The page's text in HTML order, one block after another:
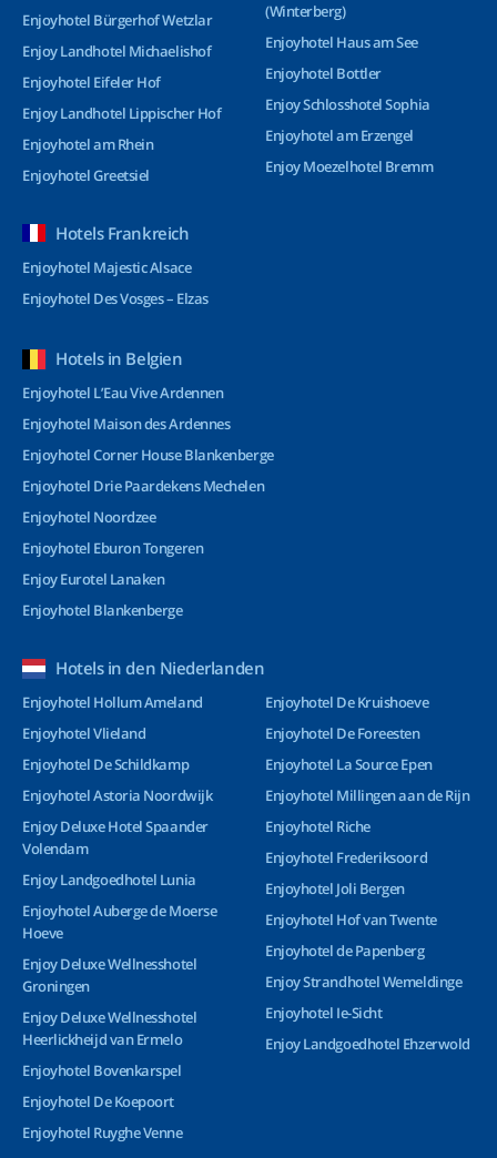
Enjoyhotel Bürgerhof Wetzlar
Enjoy Landhotel Michaelishof
Enjoyhotel Eifeler Hof
Enjoy Landhotel Lippischer Hof
Enjoyhotel am Rhein
Enjoyhotel Greetsiel
(Winterberg)
Enjoyhotel Haus am See
Enjoyhotel Bottler
Enjoy Schlosshotel Sophia
Enjoyhotel am Erzengel
Enjoy Moezelhotel Bremm
Hotels Frankreich
Enjoyhotel Majestic Alsace
Enjoyhotel Des Vosges – Elzas
Hotels in Belgien
Enjoyhotel L’Eau Vive Ardennen
Enjoyhotel Maison des Ardennes
Enjoyhotel Corner House Blankenberge
Enjoyhotel Drie Paardekens Mechelen
Enjoyhotel Noordzee
Enjoyhotel Eburon Tongeren
Enjoy Eurotel Lanaken
Enjoyhotel Blankenberge
Hotels in den Niederlanden
Enjoyhotel Hollum Ameland
Enjoyhotel Vlieland
Enjoyhotel De Schildkamp
Enjoyhotel Astoria Noordwijk
Enjoy Deluxe Hotel Spaander
Volendam
Enjoy Landgoedhotel Lunia
Enjoyhotel Auberge de Moerse
Hoeve
Enjoy Deluxe Wellnesshotel
Groningen
Enjoy Deluxe Wellnesshotel
Heerlickheijd van Ermelo
Enjoyhotel Bovenkarspel
Enjoyhotel De Koepoort
Enjoyhotel Ruyghe Venne
Enjoyhotel De Kruishoeve
Enjoyhotel De Foreesten
Enjoyhotel La Source Epen
Enjoyhotel Millingen aan de Rijn
Enjoyhotel Riche
Enjoyhotel Frederiksoord
Enjoyhotel Joli Bergen
Enjoyhotel Hof van Twente
Enjoyhotel de Papenberg
Enjoy Strandhotel Wemeldinge
Enjoyhotel Ie-Sicht
Enjoy Landgoedhotel Ehzerwold